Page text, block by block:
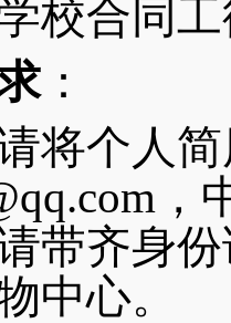
校合同
：
将个人
，
带齐身
中心。